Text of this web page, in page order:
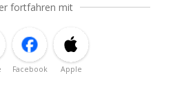
fortfahren mit
Facebook Apple